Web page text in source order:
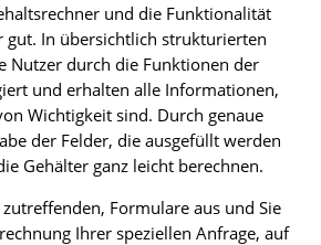
und die Funktionalität
gut. In übersichtlich strukturierten
Nutzer durch die Funktionen der
und erhalten alle Informationen,
Wichtigkeit sind. Durch genaue
der Felder, die ausgefüllt werden
Gehälter ganz leicht berechnen.
Formulare aus und Sie
Ihrer speziellen Anfrage, auf